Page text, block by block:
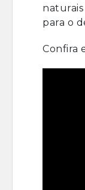
para o
Confira